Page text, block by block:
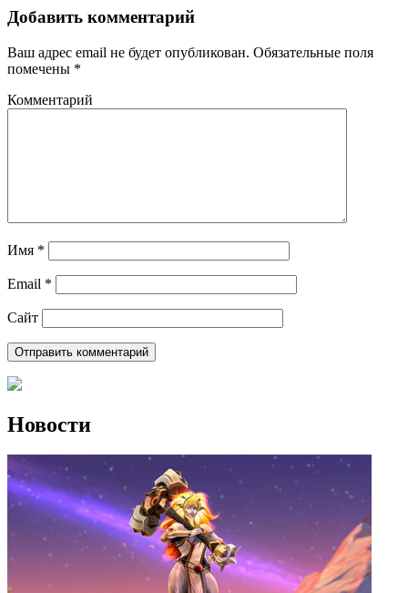
Добавить комментарий
Ваш адрес email не будет опубликован. Обязательные поля
помечены *
Комментарий
Имя *
Email *
Сайт
Новости